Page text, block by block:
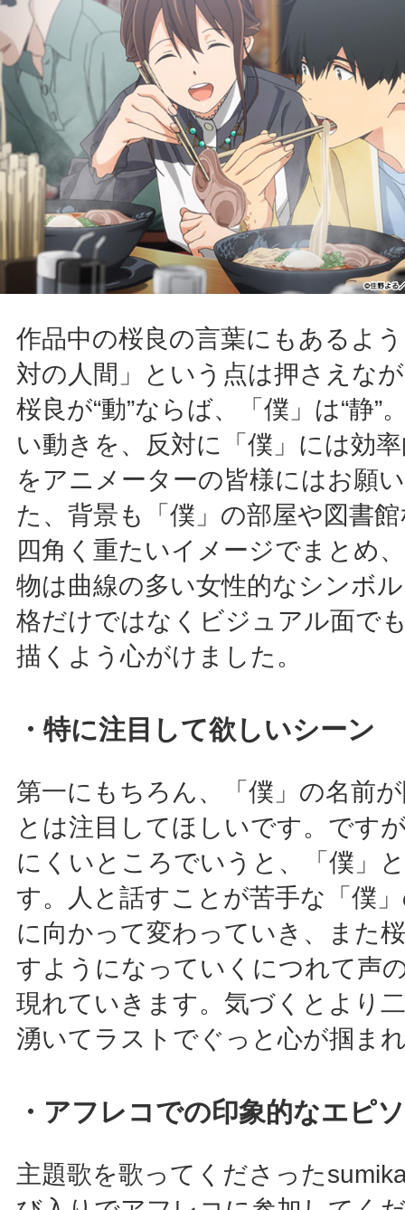
作品中の桜良の言葉にもあるよ
対の人間」という点は押さえな
桜良が“動”ならば、「僕」は“静”
い動きを、反対に「僕」には効
をアニメーターの皆様にはお願
た、背景も「僕」の部屋や図書
四角く重たいイメージでまとめ
物は曲線の多い女性的なシンボ
格だけではなくビジュアル面で
描くよう心がけました。
・特に注目して欲しいシーン
第一にもちろん、「僕」の名前
とは注目してほしいです。です
にくいところでいうと、「僕」
す。人と話すことが苦手な「僕
に向かって変わっていき、また
すようになっていくにつれて声
現れていきます。気づくとより
湧いてラストでぐっと心が掴ま
・アフレコでの印象的なエピ
主題歌を歌ってくださった